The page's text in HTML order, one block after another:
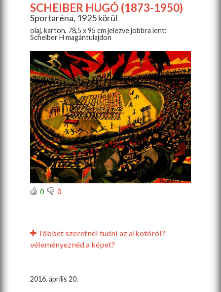
SCHEIBER HUGÓ (1873-1950)
Sportaréna, 1925 körül
olaj, karton, 78,5 x 95 cm jelezve jobbra lent:
Scheiber H magántulajdon
0 0
Többet szeretnél tudni az alkotóról?
véleményeznéd a képet?
2016. április 20.